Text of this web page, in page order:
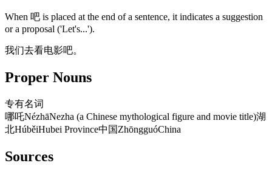
When 吧 is placed at the end of a sentence, it indicates a suggestion
or a proposal ('Let's...').
我们去看电影吧。
Proper Nouns
专有名词
哪吒NézhāNezha (a Chinese mythological figure and movie title)湖
北HúběiHubei Province中国ZhōngguóChina
Sources